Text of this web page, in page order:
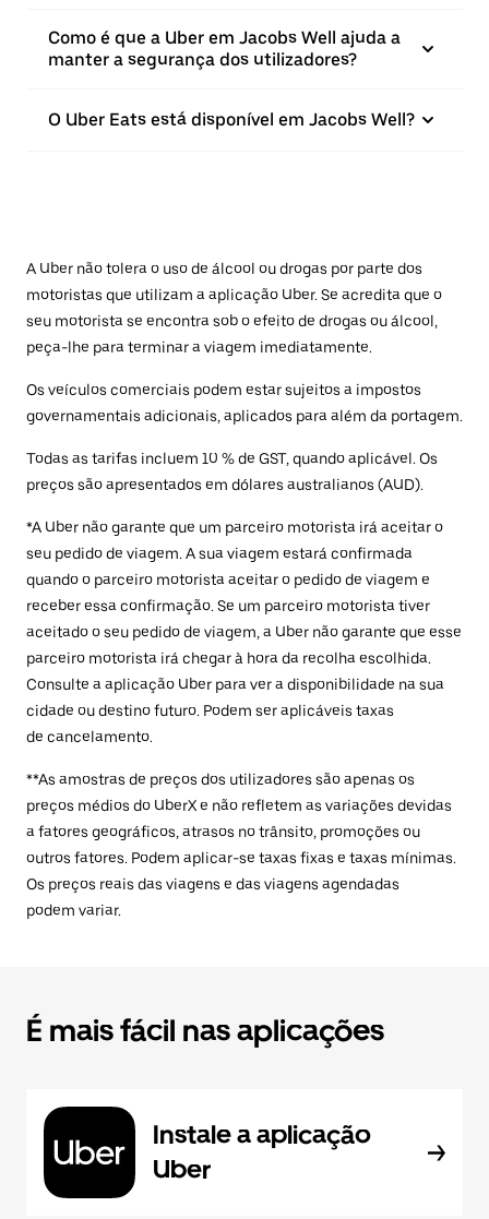
Como é que a Uber em Jacobs Well ajuda a
manter a segurança dos utilizadores?
O Uber Eats está disponível em Jacobs Well?
A Uber não tolera o uso de álcool ou drogas por parte dos
motoristas que utilizam a aplicação Uber. Se acredita que o
seu motorista se encontra sob o efeito de drogas ou álcool,
peça-lhe para terminar a viagem imediatamente.
Os veículos comerciais podem estar sujeitos a impostos
governamentais adicionais, aplicados para além da portagem.
Todas as tarifas incluem 10 % de GST, quando aplicável. Os
preços são apresentados em dólares australianos (AUD).
*A Uber não garante que um parceiro motorista irá aceitar o
seu pedido de viagem. A sua viagem estará confirmada
quando o parceiro motorista aceitar o pedido de viagem e
receber essa confirmação. Se um parceiro motorista tiver
aceitado o seu pedido de viagem, a Uber não garante que esse
parceiro motorista irá chegar à hora da recolha escolhida.
Consulte a aplicação Uber para ver a disponibilidade na sua
cidade ou destino futuro. Podem ser aplicáveis taxas
de cancelamento.
**As amostras de preços dos utilizadores são apenas os
preços médios do UberX e não refletem as variações devidas
a fatores geográficos, atrasos no trânsito, promoções ou
outros fatores. Podem aplicar-se taxas fixas e taxas mínimas.
Os preços reais das viagens e das viagens agendadas
podem variar.
É mais fácil nas aplicações
Instale a aplicação
Uber